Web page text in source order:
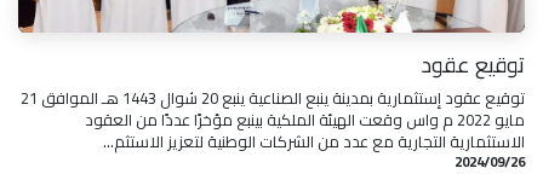
توقيع عقود
توقيع عقود إستثمارية بمدينة ينبع الصناعية ينبع 20 شوال 1443 هـ الموافق 21
مايو 2022 م واس وقعت الهيئة الملكية بينبع مؤخرًا عددًا من العقود
الاستثمارية التجارية مع عدد من الشركات الوطنية لتعزيز الاستثم...
26‏/09‏/2024